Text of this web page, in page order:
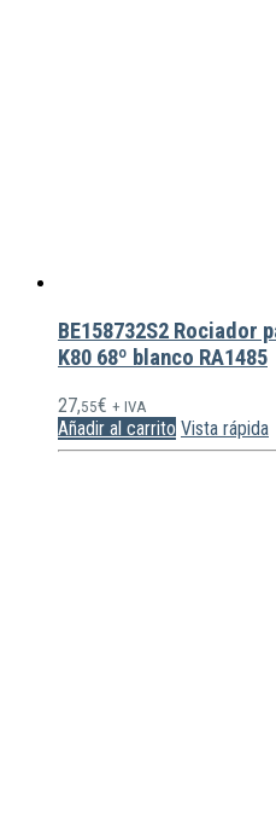
BE158732S2 Rociador
K80 68º blanco RA1485
27,55€ + IVA
Añadir al carrito Vista rápida